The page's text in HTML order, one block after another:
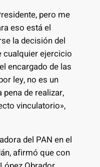
pero me
eso está el
la decisión del
cualquier ejercicio
encargado de las
ley, no es un
de realizar,
vinculatorio»,
del PAN en el
afirmó que con